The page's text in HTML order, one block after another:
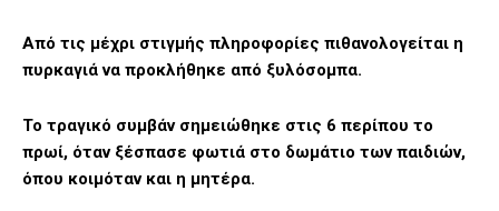
Από τις μέχρι στιγμής πληροφορίες πιθανολογείται η
πυρκαγιά να προκλήθηκε από ξυλόσομπα.
Το τραγικό συμβάν σημειώθηκε στις 6 περίπου το
πρωί, όταν ξέσπασε φωτιά στο δωμάτιο των παιδιών,
όπου κοιμόταν και η μητέρα.